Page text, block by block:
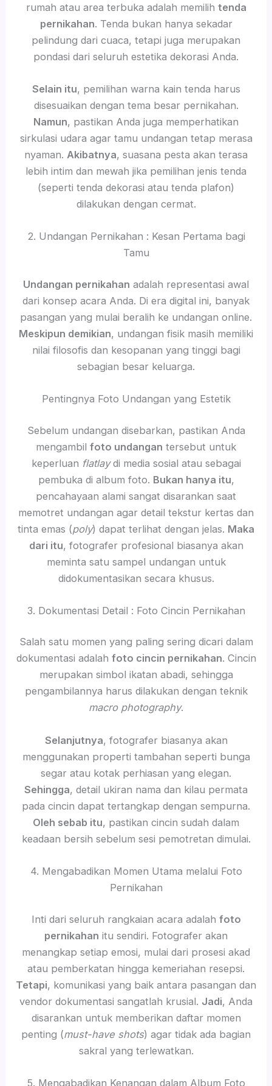
rumah atau area terbuka adalah memilih tenda
pernikahan. Tenda bukan hanya sekadar
pelindung dari cuaca, tetapi juga merupakan
pondasi dari seluruh estetika dekorasi Anda.
Selain itu, pemilihan warna kain tenda harus
disesuaikan dengan tema besar pernikahan.
Namun, pastikan Anda juga memperhatikan
sirkulasi udara agar tamu undangan tetap merasa
nyaman. Akibatnya, suasana pesta akan terasa
lebih intim dan mewah jika pemilihan jenis tenda
(seperti tenda dekorasi atau tenda plafon)
dilakukan dengan cermat.
2. Undangan Pernikahan : Kesan Pertama bagi
Tamu
Undangan pernikahan adalah representasi awal
dari konsep acara Anda. Di era digital ini, banyak
pasangan yang mulai beralih ke undangan online.
Meskipun demikian, undangan fisik masih memiliki
nilai filosofis dan kesopanan yang tinggi bagi
sebagian besar keluarga.
Pentingnya Foto Undangan yang Estetik
Sebelum undangan disebarkan, pastikan Anda
mengambil foto undangan tersebut untuk
keperluan flatlaydi media sosial atau sebagai
pembuka di album foto. Bukan hanya itu,
pencahayaan alami sangat disarankan saat
memotret undangan agar detail tekstur kertas dan
tinta emas (poly) dapat terlihat dengan jelas. Maka
dari itu, fotografer profesional biasanya akan
meminta satu sampel undangan untuk
didokumentasikan secara khusus.
3. Dokumentasi Detail : Foto Cincin Pernikahan
Salah satu momen yang paling sering dicari dalam
dokumentasi adalah foto cincin pernikahan. Cincin
merupakan simbol ikatan abadi, sehingga
pengambilannya harus dilakukan dengan teknik
macro photography.
Selanjutnya, fotografer biasanya akan
menggunakan properti tambahan seperti bunga
segar atau kotak perhiasan yang elegan.
Sehingga, detail ukiran nama dan kilau permata
pada cincin dapat tertangkap dengan sempurna.
Oleh sebab itu, pastikan cincin sudah dalam
keadaan bersih sebelum sesi pemotretan dimulai.
4. Mengabadikan Momen Utama melalui Foto
Pernikahan
Inti dari seluruh rangkaian acara adalah foto
pernikahan itu sendiri. Fotografer akan
menangkap setiap emosi, mulai dari prosesi akad
atau pemberkatan hingga kemeriahan resepsi.
Tetapi, komunikasi yang baik antara pasangan dan
vendor dokumentasi sangatlah krusial. Jadi, Anda
disarankan untuk memberikan daftar momen
penting (must-have shots) agar tidak ada bagian
sakral yang terlewatkan.
5. Mengabadikan Kenangan dalam Album Foto